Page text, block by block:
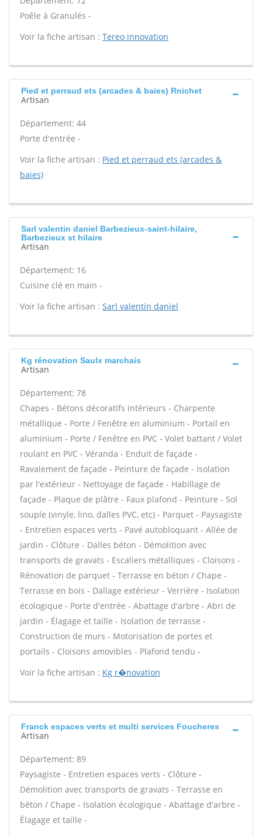
Poêle à Granulés -
Voir la fiche artisan : Tereo innovation
Pied et perraud ets (arcades & baies) Rnichet
Artisan
Département: 44
Porte d'entrée -
Voir la fiche artisan : Pied et perraud ets (arcades &
baies)
Sarl valentin daniel Barbezieux-saint-hilaire,
Barbezieux st hilaire
Artisan
Département: 16
Cuisine clé en main -
Voir la fiche artisan : Sarl valentin daniel
Kg rénovation Saulx marchais
Artisan
Département: 78
Chapes - Bétons décoratifs intérieurs - Charpente
métallique - Porte / Fenêtre en aluminium - Portail en
aluminium - Porte / Fenêtre en PVC - Volet battant / Volet
roulant en PVC - Véranda - Enduit de façade -
Ravalement de façade - Peinture de façade - Isolation
par l'extérieur - Nettoyage de façade - Habillage de
façade - Plaque de plâtre - Faux plafond - Peinture - Sol
souple (vinyle, lino, dalles PVC, etc) - Parquet - Paysagiste
- Entretien espaces verts - Pavé autobloquant - Allée de
jardin - Clôture - Dalles béton - Démolition avec
transports de gravats - Escaliers métalliques - Cloisons -
Rénovation de parquet - Terrasse en béton / Chape -
Terrasse en bois - Dallage extérieur - Verrière - Isolation
écologique - Porte d'entrée - Abattage d'arbre - Abri de
jardin - Élagage et taille - Isolation de terrasse -
Construction de murs - Motorisation de portes et
portails - Cloisons amovibles - Plafond tendu -
Voir la fiche artisan : Kg r�novation
Franck espaces verts et multi services Foucheres
Artisan
Département: 89
Paysagiste - Entretien espaces verts - Clôture -
Démolition avec transports de gravats - Terrasse en
béton / Chape - Isolation écologique - Abattage d'arbre -
Élagage et taille -